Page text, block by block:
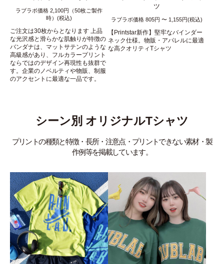
ラブラボ価格 2,100円（50枚ご製作
時）(税込)
ご注文は30枚からとなります 上品
な光沢感と滑らかな肌触りが特徴の
バンダナは、マットサテンのような
高級感があり、フルカラープリント
ならではのデザイン再現性も抜群で
す。企業のノベルティや物販、制服
のアクセントに最適な一品です。
ツ
ラブラボ価格 805円 〜 1,155円(税込)
【Printstar新作】堅牢なバインダー
ネック仕様。物販・アパレルに最適
な高クオリティTシャツ
シーン別 オリジナルTシャツ
プリントの種類と特徴・長所・注意点・プリントできない素材・製
作例等を掲載しています。